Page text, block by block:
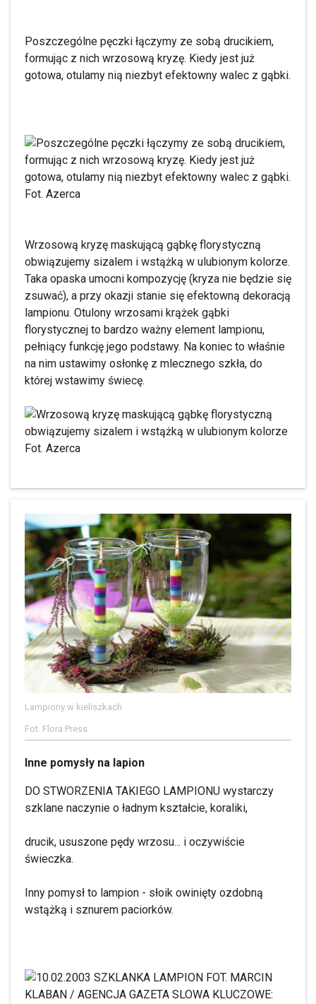
Poszczególne pęczki łączymy ze sobą drucikiem,
formując z nich wrzosową kryzę. Kiedy jest już
gotowa, otulamy nią niezbyt efektowny walec z gąbki.
Fot. Azerca
Wrzosową kryzę maskującą gąbkę florystyczną
obwiązujemy sizalem i wstążką w ulubionym kolorze.
Taka opaska umocni kompozycję (kryza nie będzie się
zsuwać), a przy okazji stanie się efektowną dekoracją
lampionu. Otulony wrzosami krążek gąbki
florystycznej to bardzo ważny element lampionu,
pełniący funkcję jego podstawy. Na koniec to właśnie
na nim ustawimy osłonkę z mlecznego szkła, do
której wstawimy świecę.
Fot. Azerca
Lampiony w kieliszkach
Fot. Flora Press
Inne pomysły na lapion
DO STWORZENIA TAKIEGO LAMPIONU wystarczy
szklane naczynie o ładnym kształcie, koraliki,
drucik, ususzone pędy wrzosu... i oczywiście
świeczka.
Inny pomysł to lampion - słoik owinięty ozdobną
wstążką i sznurem paciorków.